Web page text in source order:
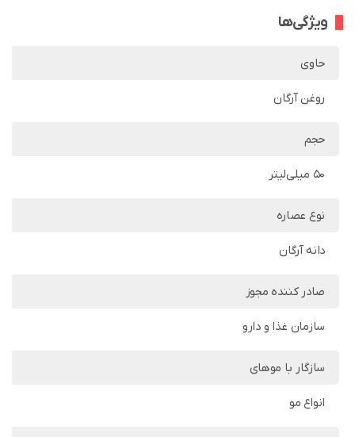
ویژگی‌ها
حاوی
روغن آرگان
حجم
50 میلی‌لیتر
نوع عصاره
دانه آرگان
صادر کننده مجوز
سازمان غذا و دارو
سازگار با موهای
انواع مو